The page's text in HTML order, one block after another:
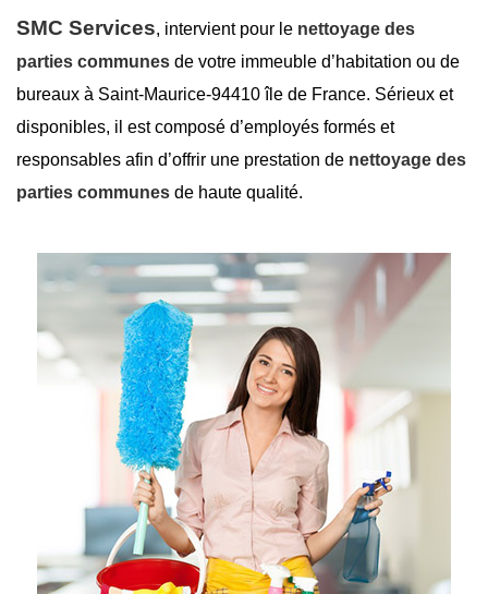
SMC Services, intervient pour le nettoyage des
parties communes de votre immeuble d’habitation ou de
bureaux à Saint-Maurice-94410 île de France. Sérieux et
disponibles, il est composé d’employés formés et
responsables afin d’offrir une prestation de nettoyage des
parties communes de haute qualité.